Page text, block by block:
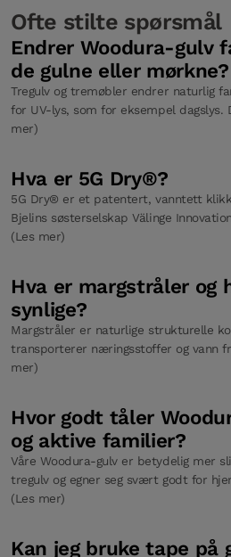
Ofte stilte spørsmål
Endrer Woodura-gulv
de gulne eller mørkne?
Tregulv og tremøbler endrer naturlig
for UV-lys, som for eksempel dagslys.
mer)
Hva er 5G Dry®?
5G Dry® er et patentert, vanntett
Bjelins søsterselskap Välinge
(Les mer)
Hva er margstråler og
synlige?
Margstråler er naturlige strukturelle
transporterer næringsstoffer og vann
mer)
Hvor godt tåler
og aktive familier?
Våre Woodura-gulv er betydelig mer
tregulv og egner seg svært godt for
(Les mer)
Kan jeg bruke tape på